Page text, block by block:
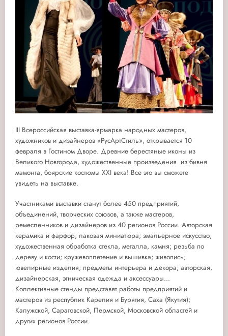
III Всероссийская выставка-ярмарка народных мастеров,
художников и дизайнеров «РусАртСтиль», открывается 10
февраля в Гостином Дворе. Древние берестяные иконы из
Великого Новгорода, художественные произведения из бивня
мамонта, боярские костюмы XXI века! Все это вы сможете
увидеть на выставке.
Участниками выставки станут более 450 предприятий,
объединений, творческих союзов, а также мастеров,
ремесленников и дизайнеров из 40 регионов России. Авторская
керамика и фарфор; лаковая миниатюра; эмальерное искусство;
художественная обработка стекла, металла, камня; резьба по
дереву и кости; кружевоплетение и вышивка; живопись;
ювелирные изделия; предметы интерьера и декора; авторская,
дизайнерская, этническая одежда и аксессуары...
Коллективные стенды представят работы предприятий и
мастеров из республик Карелия и Бурятия, Саха (Якутия);
Калужской, Саратовской, Пермской, Московской областей и
других регионов России.